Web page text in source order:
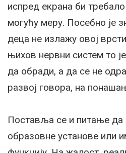
испред екрана би
могућу меру. Посебно је
деца не излажу овој
њихов нервни систем то
да обради, а да се не
развој говора, на
Поставља се и питање
образовне установе или